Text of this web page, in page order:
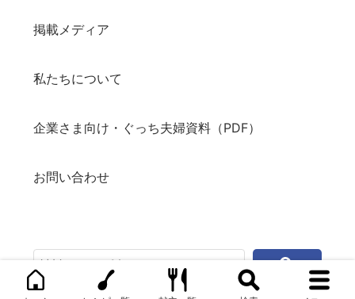
掲載メディア
私たちについて
企業さま向け・ぐっち夫婦資料（PDF）
お問い合わせ